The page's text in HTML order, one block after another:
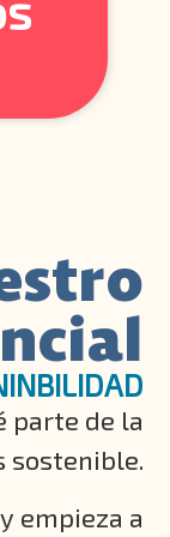
parte de la
sostenible.
y empieza a